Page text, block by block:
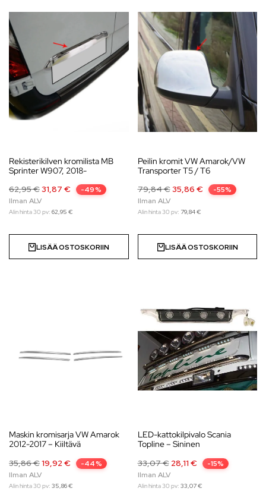
Rekisterikilven kromilista MB
Sprinter W907, 2018-
62,95€31,87 € -49%
Alin hinta 30 pv: 62,95 €
LISÄÄ OSTOSKORIIN
Peilin kromit VW Amarok/VW
Transporter T5 / T6
79,84€35,86 € -55%
Alin hinta 30 pv: 79,84€
LISÄÄ OSTOSKORIIN
Maskin kromisarja VW Amarok
2012-2017 – Kiiltävä
35,86€19,92 € -44%
Alin hinta 30 pv: 35,86€
LED-kattokilpivalo Scania
Topline – Sininen
33,07€ 28,11 € -15%
Alin hinta 30 pv: 33,07€